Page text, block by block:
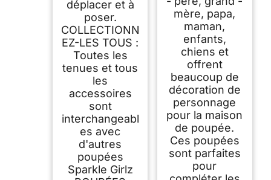
déplacer et à
poser.
COLLECTIONN
EZ-LES TOUS :
Toutes les
tenues et tous
les
accessoires
sont
interchangeabl
es avec
d'autres
poupées
Sparkle Girlz
mère, papa,
maman,
enfants,
chiens et
offrent
beaucoup de
décoration de
personnage
pour la maison
de poupée.
Ces poupées
sont parfaites
pour